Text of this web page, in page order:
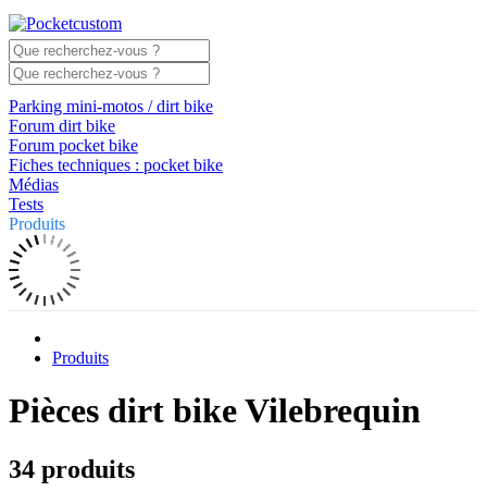
Parking mini-motos / dirt bike
Forum dirt bike
Forum pocket bike
Fiches techniques : pocket bike
Médias
Tests
Produits
Produits
Pièces dirt bike Vilebrequin
34 produits